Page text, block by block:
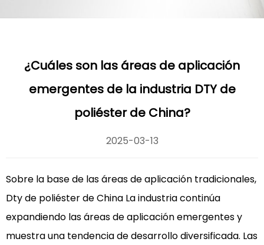
¿Cuáles son las áreas de aplicación
emergentes de la industria DTY de
poliéster de China?
2025-03-13
Sobre la base de las áreas de aplicación tradicionales,
Dty de poliéster de China La industria continúa
expandiendo las áreas de aplicación emergentes y
muestra una tendencia de desarrollo diversificada. Las